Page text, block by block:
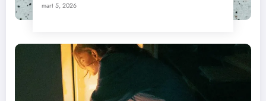
mart 5, 2026